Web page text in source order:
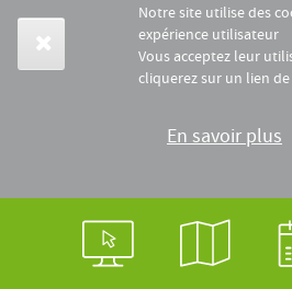
Notre site utilise des
expérience utilisateur
Vous acceptez leur
cliquerez sur un lien
En savoir plus